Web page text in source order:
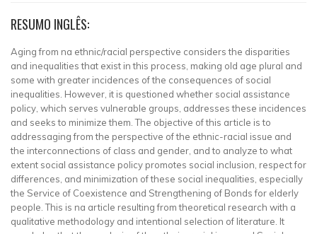
RESUMO INGLÊS:
Aging from na ethnic/racial perspective considers the disparities
and inequalities that exist in this process, making old age plural and
some with greater incidences of the consequences of social
inequalities. However, it is questioned whether social assistance
policy, which serves vulnerable groups, addresses these incidences
and seeks to minimize them. The objective of this article is to
addressaging from the perspective of the ethnic-racial issue and
the interconnections of class and gender, and to analyze to what
extent social assistance policy promotes social inclusion, respect for
differences, and minimization of these social inequalities, especially
the Service of Coexistence and Strengthening of Bonds for elderly
people. This is na article resulting from theoretical research with a
qualitative methodology and intentional selection of literature. It